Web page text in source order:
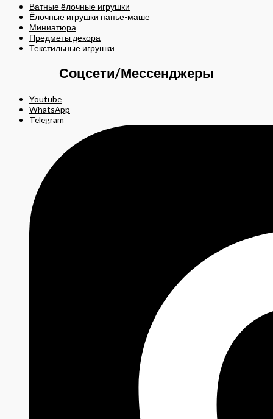
Ватные ёлочные игрушки
Ёлочные игрушки папье-маше
Миниатюра
Предметы декора
Текстильные игрушки
Соцсети/Мессенджеры
Youtube
WhatsApp
Telegram